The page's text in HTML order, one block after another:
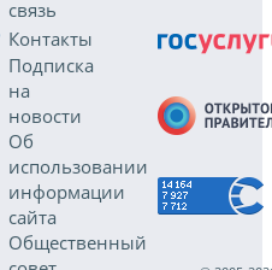
связь
Контакты
Подписка
на
новости
Об
использовании
информации
сайта
Общественный